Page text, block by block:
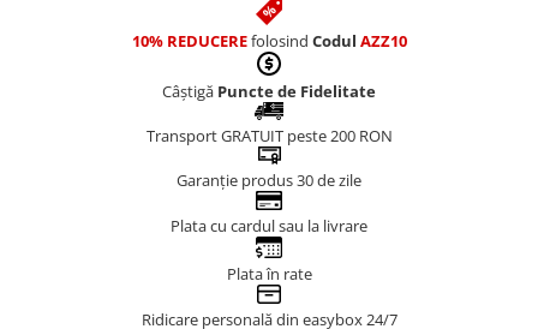
10% REDUCEREfolosind Codul AZZ10
Câștigă Puncte de Fidelitate
Transport GRATUIT peste 200 RON
Garanție produs 30 de zile
Plata cu cardul sau la livrare
Plata în rate
Ridicare personală din easybox 24/7